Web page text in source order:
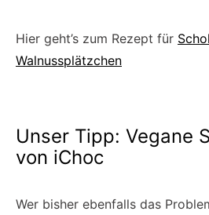
Hier geht’s zum Rezept für
Walnussplätzchen
Unser Tipp: Vegane
von iChoc
Wer bisher ebenfalls das